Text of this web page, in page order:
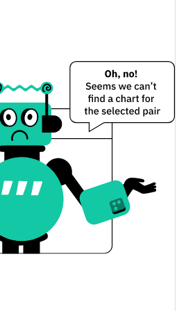
$0,062049225
0.46%
$27.383,509
$0,061855131 /
$0,07912875
$0,061855131 /